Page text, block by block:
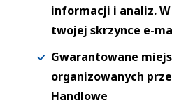
informacji i analiz.
twojej skrzynce e-
Gwarantowane
organizowanych
Handlowe